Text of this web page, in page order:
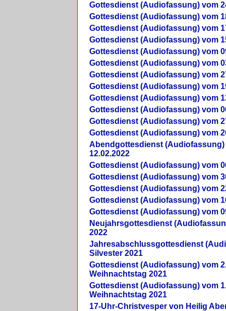
Gottesdienst (Audiofassung) vom
Gottesdienst (Audiofassung) vom
Gottesdienst (Audiofassung) vom
Gottesdienst (Audiofassung) vom
Gottesdienst (Audiofassung) vom
Gottesdienst (Audiofassung) vom
Gottesdienst (Audiofassung) vom
Gottesdienst (Audiofassung) vom
Gottesdienst (Audiofassung) vom
Gottesdienst (Audiofassung) vom
Gottesdienst (Audiofassung) vom
Gottesdienst (Audiofassung) vom
Abendgottesdienst (Audiofassung)
12.02.2022
Gottesdienst (Audiofassung) vom
Gottesdienst (Audiofassung) vom
Gottesdienst (Audiofassung) vom
Gottesdienst (Audiofassung) vom
Gottesdienst (Audiofassung) vom
Neujahrsgottesdienst
2022
Jahresabschlussgottesdienst
Silvester 2021
Gottesdienst (Audiofassung) vom
Weihnachtstag 2021
Gottesdienst (Audiofassung) vom
Weihnachtstag 2021
17-Uhr-Christvesper von Heilig